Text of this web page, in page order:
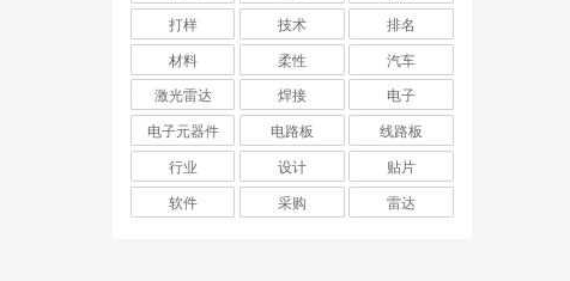
打样
技术
排名
材料
柔性
汽车
激光雷达
焊接
电子
电子元器件
电路板
线路板
行业
设计
贴片
软件
采购 雷达